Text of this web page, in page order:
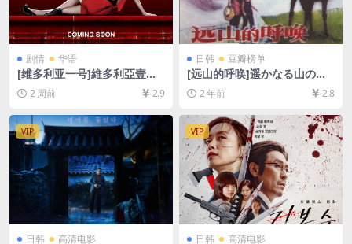
剧情 华语
[维多利亚一号]維多利亞壹號
(2010)[百度网盘+夸克网盘10
80P超清未删减资源][网盘在
线播放/下载][MP4/6.3GB][中
文字幕]
2 周前 2.9
日韩 豆瓣榜单
[远山的呼唤]遥かなる山の呼
び声 (1980)[百度网盘+夸克网
盘1080P超清未删减资源][网
盘在线播放/下载][MP4/8GB]
[中文字幕]
2 年前 2.8
VIP
日韩 高清电影
VIP
日韩 高清电影